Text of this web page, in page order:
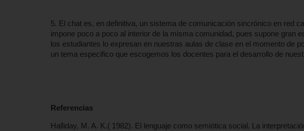
5. El chat es, en definitiva, un sistema de comunicación sincrónico en red
impone poco a poco al interior de la misma comunidad, pues supone gran
los estudiantes lo expresan en nuestras aulas de clase en el momento de
un tema especifico que escogemos los docentes para el desarrollo de
Referencias
Halliday, M. A. K.( 1982). El lenguaje como semiótica social. La